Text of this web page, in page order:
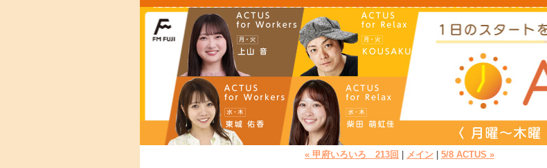
« 甲府いろいろ 213回 メイン 5/8 ACTUS »